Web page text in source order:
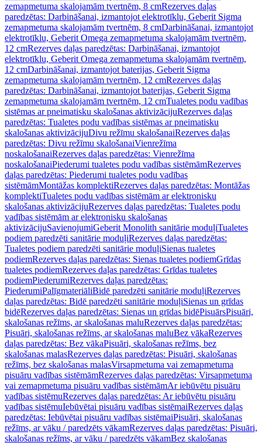
zemapmetuma skalojamām tvertnēm, 8 cmRezerves daļas
paredzētas: Darbināšanai, izmantojot elektrotīklu, Geberit Sigma
zemapmetuma skalojamām tvertnēm, 8 cmDarbināšanai, izmantojot
elektrotīklu, Geberit Omega zemapmetuma skalojamām tvertnēm,
12 cmRezerves daļas paredzētas: Darbināšanai, izmantojot
elektrotīklu, Geberit Omega zemapmetuma skalojamām tvertnēm,
12 cmDarbināšanai, izmantojot baterijas, Geberit Sigma
zemapmetuma skalojamām tvertnēm, 12 cmRezerves daļas
paredzētas: Darbināšanai, izmantojot baterijas, Geberit Sigma
zemapmetuma skalojamām tvertnēm, 12 cmTualetes podu vadības
sistēmas ar pneimatisku skalošanas aktivizācijuRezerves daļas
paredzētas: Tualetes podu vadības sistēmas ar pneimatisku
skalošanas aktivizācijuDivu režīmu skalošanaiRezerves daļas
paredzētas: Divu režīmu skalošanaiVienrežīma
noskalošanaiRezerves daļas paredzētas: Vienrežīma
noskalošanaiPiederumi tualetes podu vadības sistēmāmRezerves
daļas paredzētas: Piederumi tualetes podu vadības
sistēmāmMontāžas komplektiRezerves daļas paredzētas: Montāžas
komplektiTualetes podu vadības sistēmām ar elektronisku
skalošanas aktivizācijuRezerves daļas paredzētas: Tualetes podu
vadības sistēmām ar elektronisku skalošanas
aktivizācijuSavienojumiGeberit Monolith sanitārie moduļiTualetes
podiem paredzēti sanitārie moduļiRezerves daļas paredzētas:
Tualetes podiem paredzēti sanitārie moduļiSienas tualetes
podiemRezerves daļas paredzētas: Sienas tualetes podiemGrīdas
tualetes podiemRezerves daļas paredzētas: Grīdas tualetes
podiemPiederumiRezerves daļas paredzētas:
PiederumiPalīgmateriāliBidē paredzēti sanitārie moduļiRezerves
daļas paredzētas: Bidē paredzēti sanitārie moduļiSienas un grīdas
bidēRezerves daļas paredzētas: Sienas un grīdas bidēPisuārsPisuāri,
skalošanas režīms, ar skalošanas maluRezerves daļas paredzētas:
Pisuāri, skalošanas režīms, ar skalošanas maluBez vākaRezerves
daļas paredzētas: Bez vākaPisuāri, skalošanas režīms, bez
skalošanas malasRezerves daļas paredzētas: Pisuāri, skalošanas
režīms, bez skalošanas malasVirsapmetuma vai zemapmetuma
pisuāru vadības sistēmāmRezerves daļas paredzētas: Virsapmetuma
vai zemapmetuma pisuāru vadības sistēmāmAr iebūvētu pisuāru
vadības sistēmuRezerves daļas paredzētas: Ar iebūvētu pisuāru
vadības sistēmuIebūvētai pisuāru vadības sistēmaiRezerves daļas
paredzētas: Iebūvētai pisuāru vadības sistēmaiPisuāri, skalošanas
režīms, ar vāku / paredzēts vākamRezerves daļas paredzētas: Pisuāri,
skalošanas režīms, ar vāku / paredzēts vākamBez skalošanas